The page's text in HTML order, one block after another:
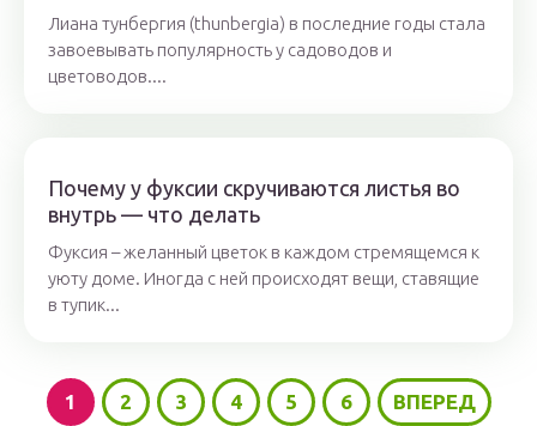
Лиана тунбергия (thunbergia) в последние годы стала
завоевывать популярность у садоводов и
цветоводов....
Почему у фуксии скручиваются листья во
внутрь — что делать
Фуксия – желанный цветок в каждом стремящемся к
уюту доме. Иногда с ней происходят вещи, ставящие
в тупик...
1 2 3 4 5 6 ВПЕРЕД